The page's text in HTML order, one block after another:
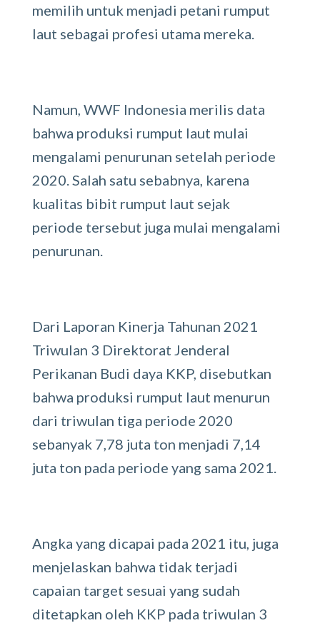
memilih untuk menjadi petani rumput
laut sebagai profesi utama mereka.
Namun, WWF Indonesia merilis data
bahwa produksi rumput laut mulai
mengalami penurunan setelah periode
2020. Salah satu sebabnya, karena
kualitas bibit rumput laut sejak
periode tersebut juga mulai mengalami
penurunan.
Dari Laporan Kinerja Tahunan 2021
Triwulan 3 Direktorat Jenderal
Perikanan Budi daya KKP, disebutkan
bahwa produksi rumput laut menurun
dari triwulan tiga periode 2020
sebanyak 7,78 juta ton menjadi 7,14
juta ton pada periode yang sama 2021.
Angka yang dicapai pada 2021 itu, juga
menjelaskan bahwa tidak terjadi
capaian target sesuai yang sudah
ditetapkan oleh KKP pada triwulan 3